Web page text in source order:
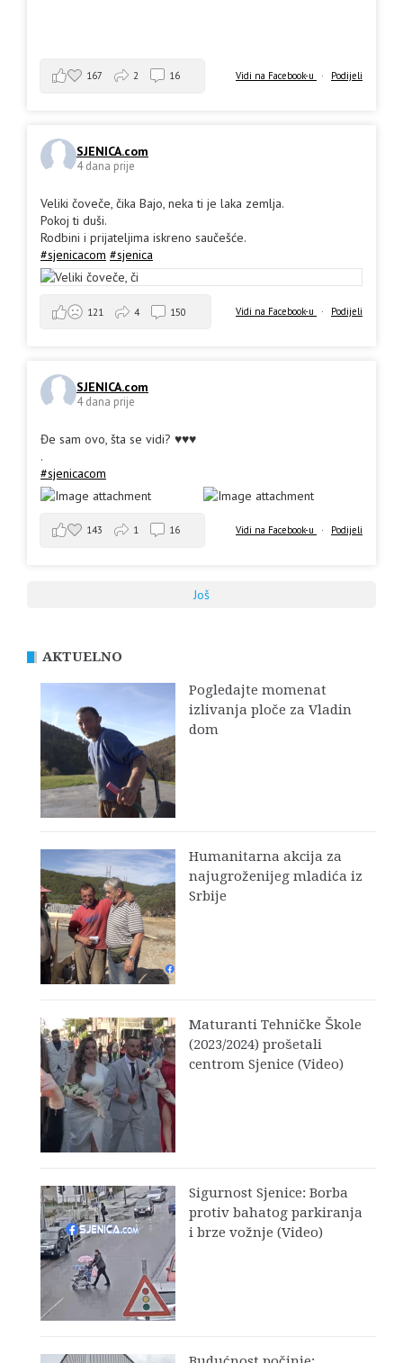
Vidi na Facebook-u · Podijeli
167 2 16
SJENICA.com
4 dana prije
Veliki čoveče, čika Bajo, neka ti je laka zemlja.
Pokoj ti duši.
Rodbini i prijateljima iskreno saučešće.
#sjenicacom #sjenica
Vidi na Facebook-u · Podijeli
121 4 150
SJENICA.com
4 dana prije
Đe sam ovo, šta se vidi? ♥️♥️♥️
.
#sjenicacom
Vidi na Facebook-u · Podijeli
143 1 16
Još
AKTUELNO
Pogledajte momenat
izlivanja ploče za Vladin
dom
Humanitarna akcija za
najugroženijeg mladića iz
Srbije
Maturanti Tehničke Škole
(2023/2024) prošetali
centrom Sjenice (Video)
Sigurnost Sjenice: Borba
protiv bahatog parkiranja
i brze vožnje (Video)